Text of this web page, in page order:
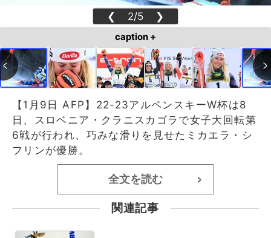
❮ 2/5 ❯
caption +
【1月9日 AFP】22-23アルペンスキーW杯は8
日、スロベニア・クラニスカゴラで女子大回転第
6戦が行われ、巧みな滑りを見せたミカエラ・シ
フリンが優勝。
全文を読む >
関連記事